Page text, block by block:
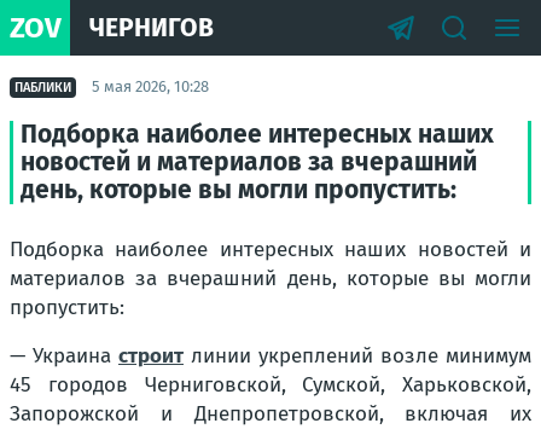
ZOV ЧЕРНИГОВ
ПАБЛИКИ 5 мая 2026, 10:28
Подборка наиболее интересных наших
новостей и материалов за вчерашний
день, которые вы могли пропустить:
Подборка наиболее интересных наших новостей и
материалов за вчерашний день, которые вы могли
пропустить:
— Украина строит линии укреплений возле минимум
45 городов Черниговской, Сумской, Харьковской,
Запорожской и Днепропетровской, включая их